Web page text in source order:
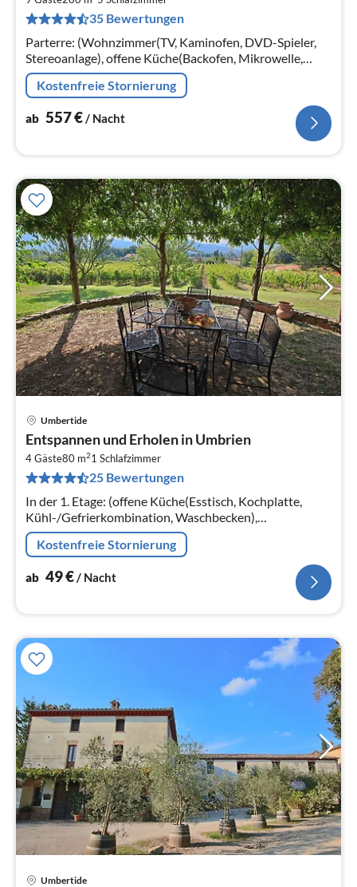
35 Bewertungen
Parterre: (Wohnzimmer(TV, Kaminofen, DVD-Spieler,
Stereoanlage), offene Küche(Backofen, Mikrowelle,
Spülmaschine, Kühl-/Gefrierkombination),
Schlafzimmer(2x Einzelbett)
Kostenfreie Stornierung
ab 557€/ Nacht
Umbertide
Entspannen und Erholen in Umbrien
4 Gäste80 m21 Schlafzimmer
25 Bewertungen
In der 1. Etage: (offene Küche(Esstisch, Kochplatte,
Kühl-/Gefrierkombination, Waschbecken),
Wohn-/Schlafzimmer(Schlafcouch 1 Pers., Doppelbett),
Schlafzimmer(Etagenbett)
Kostenfreie Stornierung
ab 49€/ Nacht
Umbertide